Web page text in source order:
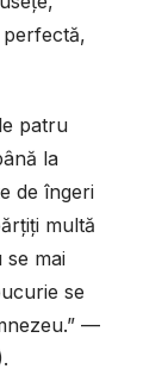
patru
la
de îngeri
multă
se mai
se
—